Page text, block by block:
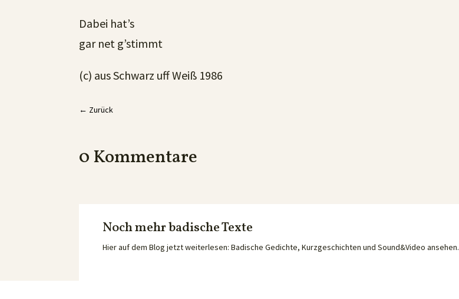
Dabei hat’s
gar net g’stimmt
(c) aus Schwarz uff Weiß 1986
← Zurück
0 Kommentare
Noch mehr badische Texte
Hier auf dem Blog jetzt weiterlesen: Badische Gedichte, Kurzgeschichten und Sound&Video ansehen.